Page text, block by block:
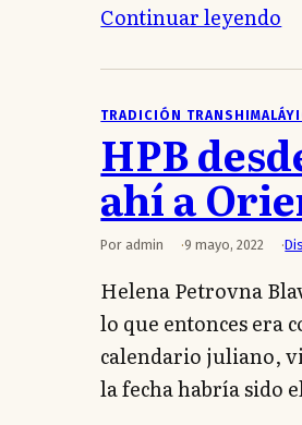
Continuar leyendo
TRADICIÓN
HPB
ahí a
Por admin 9 mayo, 2022
Helena Petrovna
lo que entonces era
calendario juliano,
la fecha habría sido